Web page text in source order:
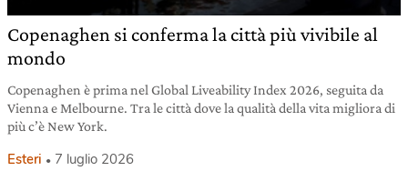
Copenaghen si conferma la città più vivibile al
mondo
Copenaghen è prima nel Global Liveability Index 2026, seguita da
Vienna e Melbourne. Tra le città dove la qualità della vita migliora di
più c’è New York.
Esteri 7 luglio 2026